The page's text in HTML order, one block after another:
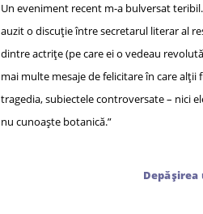
Un eveniment recent m-a bulversat
auzit o discuție între secretarul literar al
dintre actrițe (pe care ei o vedeau
mai multe mesaje de felicitare în care
tragedia, subiectele controversate – nici
nu cunoaște botanică.”